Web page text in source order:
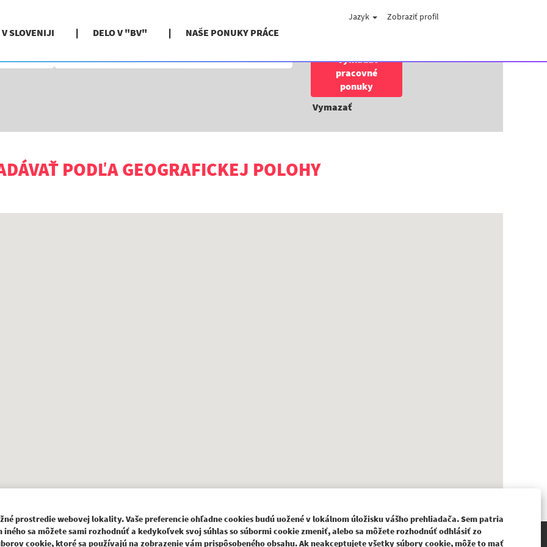
prostredie webovej lokality. Vaše preferencie ohľadne cookies budú uožené v lokálnom úložisku vášho prehliadača. Sem patria
sa môžete sami rozhodnúť a kedykoľvek svoj súhlas so súbormi cookie zmeniť, alebo sa môžete rozhodnúť odhlásiť zo
cookie, ktoré sa používajú na zobrazenie vám prispôsobeného obsahu. Ak neakceptujete všetky súbory cookie, môže to mať
SLOVENIJI DELO V "BV" NAŠE PONUKY PRÁCE
Jazyk Zobraziť profil
Vyhľadávať podľa miesta
Vymazať
PODĽA GEOGRAFICKEJ POLOHY
O
O
O
O